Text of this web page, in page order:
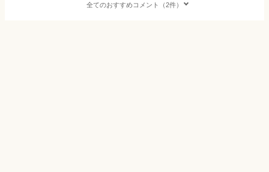
全てのおすすめコメント（2件）